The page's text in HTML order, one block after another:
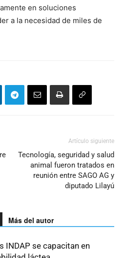
en soluciones
a la necesidad de miles de
Artículo siguiente
Tecnología, seguridad y salud
animal fueron tratados en
reunión entre SAGO AG y
diputado Lilayú
Más del autor
INDAP se capacitan en